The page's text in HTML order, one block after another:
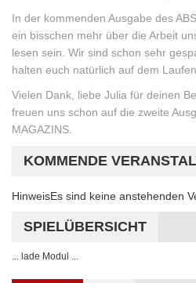
In der kommenden Ausgabe des
ein bisschen mehr über die Arbeit
lesen sein. Wir sind schon sehr
halten euch natürlich auf dem
Vielen Dank, liebe Julia für deinen
freuen uns schon auf die zweite
MAGAZINS.
KOMMENDE
HinweisEs sind keine anstehenden
SPIELÜBERSICHT
... lade Modul ...